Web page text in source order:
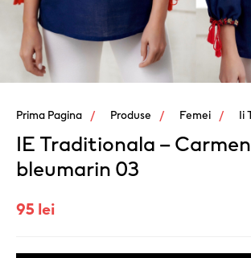
Prima Pagina Produse Femei Ii
IE Traditionala – Carmen
bleumarin 03
95 lei